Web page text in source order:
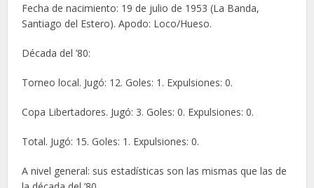
Fecha de nacimiento: 19 de julio de 1953 (La Banda,
Santiago del Estero). Apodo: Loco/Hueso.
Década del ’80:
Torneo local. Jugó: 12. Goles: 1. Expulsiones: 0.
Copa Libertadores. Jugó: 3. Goles: 0. Expulsiones: 0.
Total. Jugó: 15. Goles: 1. Expulsiones: 0.
A nivel general: sus estadísticas son las mismas que las de